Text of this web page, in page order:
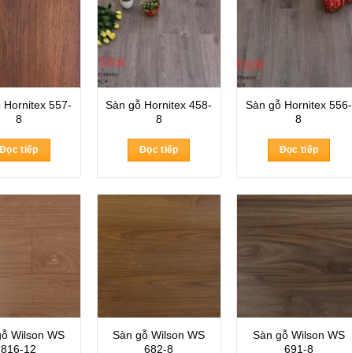
Hornitex 557-
8
Đọc tiếp
Sàn gỗ Hornitex 458-
8
Đọc tiếp
Sàn gỗ Hornitex 556-
8
Đọc tiếp
Wilson WS
816-12
Sàn gỗ Wilson WS
682-8
Sàn gỗ Wilson WS
691-8